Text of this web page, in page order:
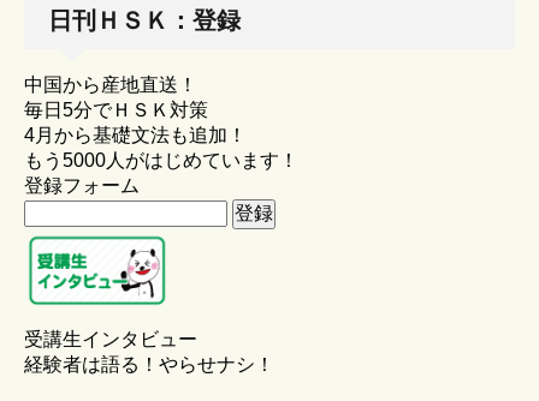
日刊ＨＳＫ：登録
中国から産地直送！
毎日5分でＨＳＫ対策
4月から基礎文法も追加！
もう5000人がはじめています！
登録フォーム
受講生インタビュー
経験者は語る！やらせナシ！